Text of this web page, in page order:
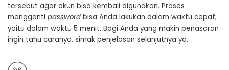
tersebut agar akun bisa kembali digunakan. Proses
mengganti password bisa Anda lakukan dalam waktu cepat,
yaitu dalam waktu 5 menit. Bagi Anda yang makin penasaran
ingin tahu caranya, simak penjelasan selanjutnya ya.